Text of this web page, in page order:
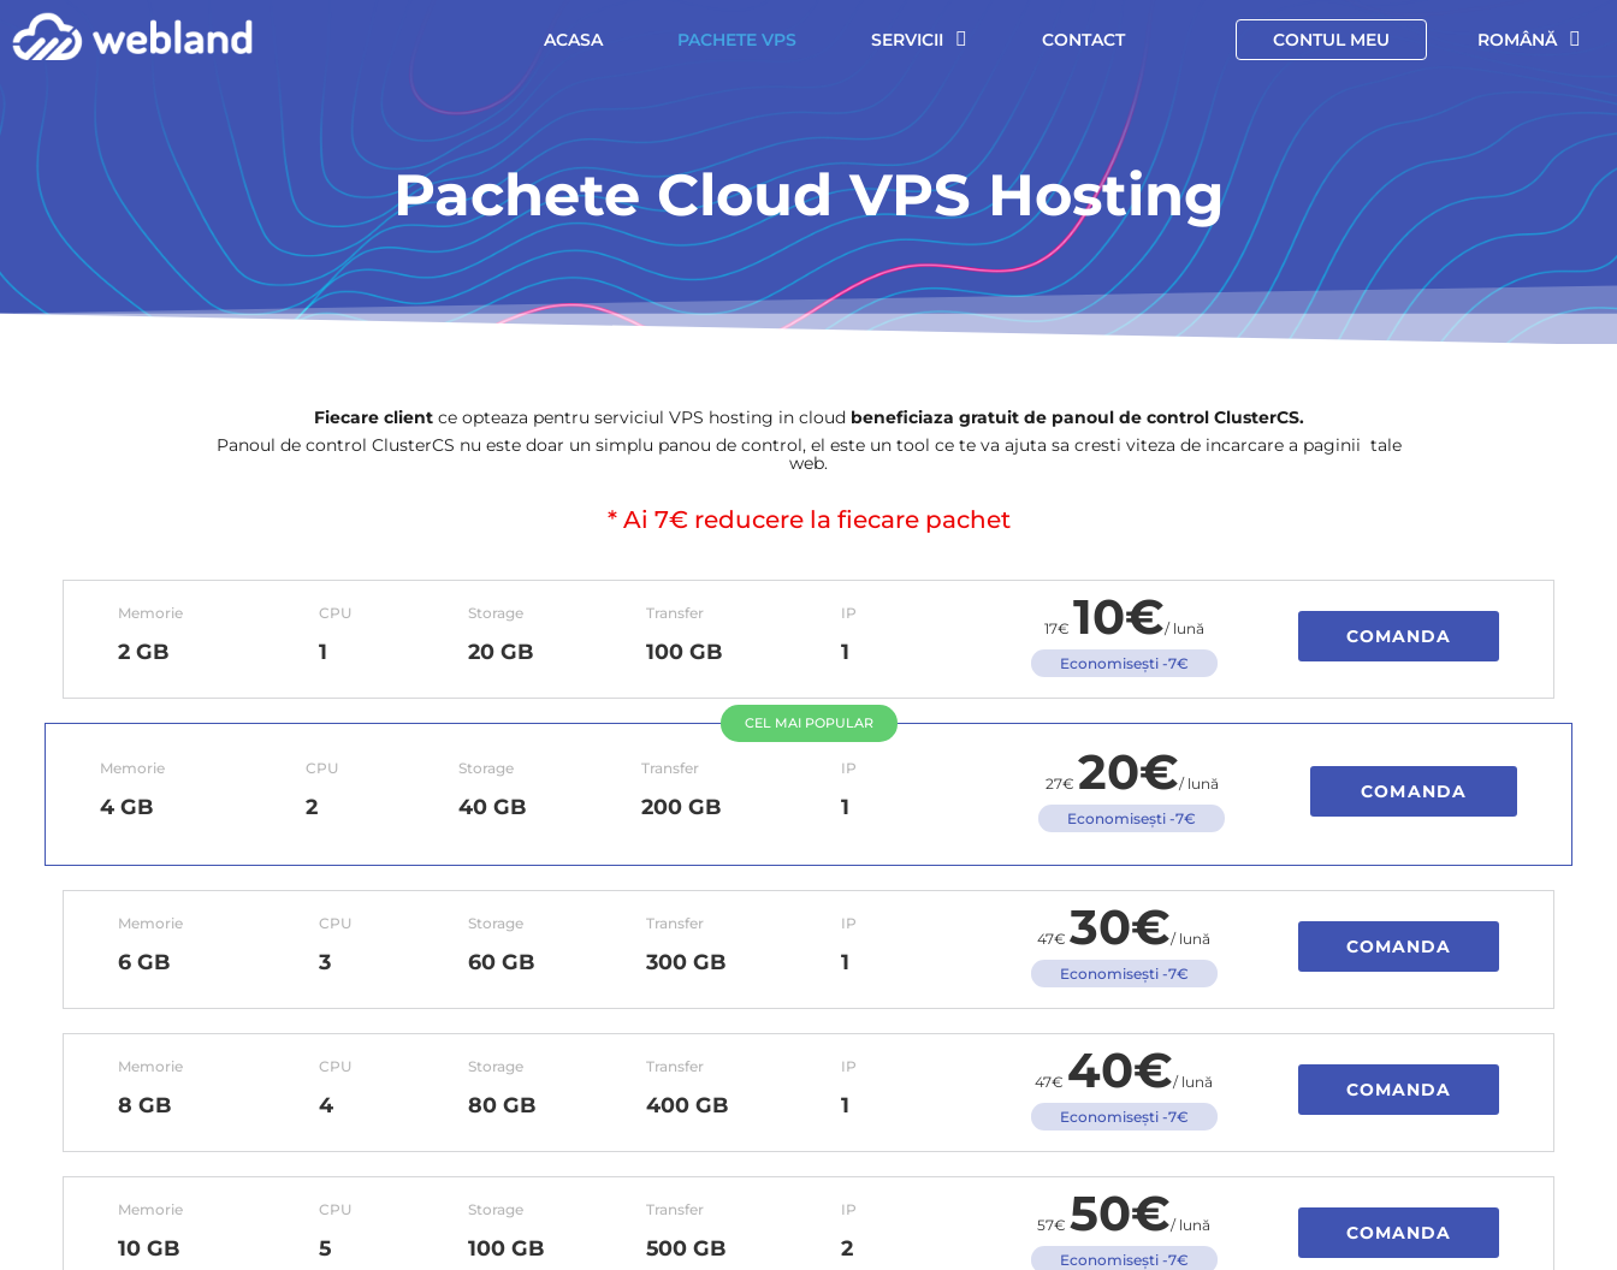
ACASA PACHETE VPS SERVICII CONTACT CONTUL MEU ROMÂNĂ
Pachete Cloud VPS Hosting
Fiecare clientce opteaza pentru serviciul VPS hosting in cloud beneficiaza gratuit de panoul de control ClusterCS.
Panoul de control ClusterCS nu este doar un simplu panou de control, el este un tool ce te va ajuta sa cresti viteza de incarcare a paginii tale
web.
* Ai 7€ reducere la fiecare pachet
Memorie
2 GB
CPU
1
Storage
20 GB
Transfer
100 GB
IP
1
17€ 10€/ lună
Economiseşti -7€
COMANDA
CEL MAI POPULAR
Memorie
4 GB
CPU
2
Storage
40 GB
Transfer
200 GB
IP
1
27€ 20€/ lună
Economiseşti -7€
COMANDA
Memorie
6 GB
CPU
3
Storage
60 GB
Transfer
300 GB
IP
1
47€30€/ lună
Economiseşti -7€
COMANDA
Memorie
8 GB
CPU
4
Storage
80 GB
Transfer
400 GB
IP
1
47€ 40€/ lună
Economiseşti -7€
COMANDA
Memorie
10 GB
CPU
5
Storage
100 GB
Transfer
500 GB
IP
2
57€50€/ lună
Economiseşti -7€
COMANDA